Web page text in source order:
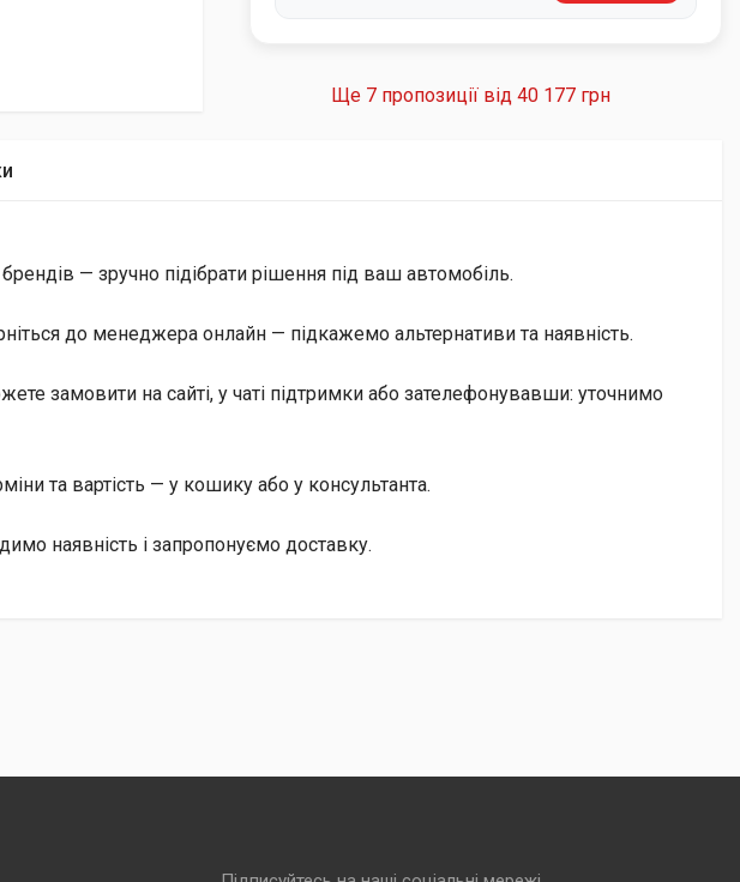
Ще 7 пропозиції від40 177 грн
— зручно підібрати рішення під ваш автомобіль.
до менеджера онлайн — підкажемо альтернативи та наявність.
замовити на сайті, у чаті підтримки або зателефонувавши: уточнимо
та вартість — у кошику або у консультанта.
наявність і запропонуємо доставку.